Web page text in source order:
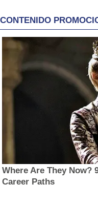
CONTENIDO
Where Are They Now?
Career Paths